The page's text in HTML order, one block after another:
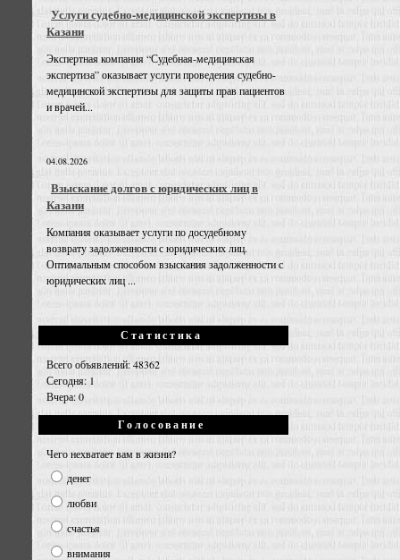
Услуги судебно-медицинской экспертизы в
Казани
Экспертная компания “Судебная-медицинская
экспертиза” оказывает услуги проведения судебно-
медицинской экспертизы для защиты прав пациентов
и врачей...
04.08.2026
Взыскание долгов с юридических лиц в
Казани
Компания оказывает услуги по досудебному
возврату задолженности с юридических лиц.
Оптимальным способом взыскания задолженности с
юридических лиц ...
Статистика
Всего объявлений: 48362
Сегодня: 1
Вчера: 0
Голосование
Чего нехватает вам в жизни?
денег
любви
счастья
внимания